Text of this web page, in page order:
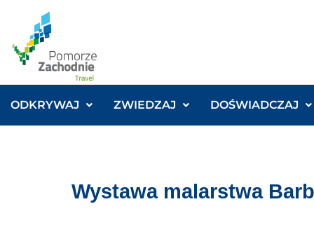
ODKRYWAJ ZWIEDZAJ DOŚWIADCZAJ
Wystawa malarstwa